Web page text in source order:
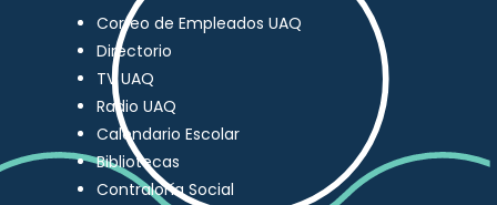
Correo de Empleados UAQ
Directorio
TV UAQ
Radio UAQ
Calendario Escolar
Bibliotecas
Contraloría Social